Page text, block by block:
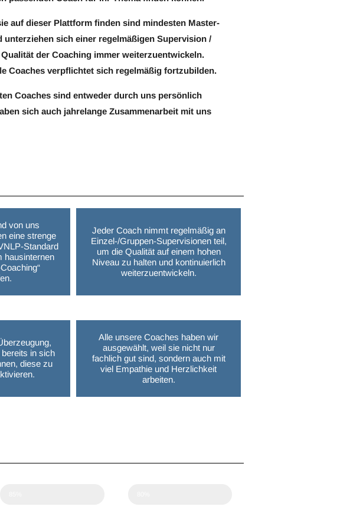
auf dieser Plattform finden sind mindesten Master-
unterziehen sich einer regelmäßigen Supervision /
der Coaching immer weiterzuentwickeln.
Coaches verpflichtet sich regelmäßig fortzubilden.
Coaches sind entweder durch uns persönlich
sich auch jahrelange Zusammenarbeit mit uns
von uns
eine strenge
Standard
hausinternen
Jeder Coach nimmt regelmäßig an
Einzel-/Gruppen-Supervisionen teil,
um die Qualität auf einem hohen
Niveau zu halten und kontinuierlich
weiterzuentwickeln.
in sich
diese zu
Alle unsere Coaches haben wir
ausgewählt, weil sie nicht nur
fachlich gut sind, sondern auch mit
viel Empathie und Herzlichkeit
arbeiten.